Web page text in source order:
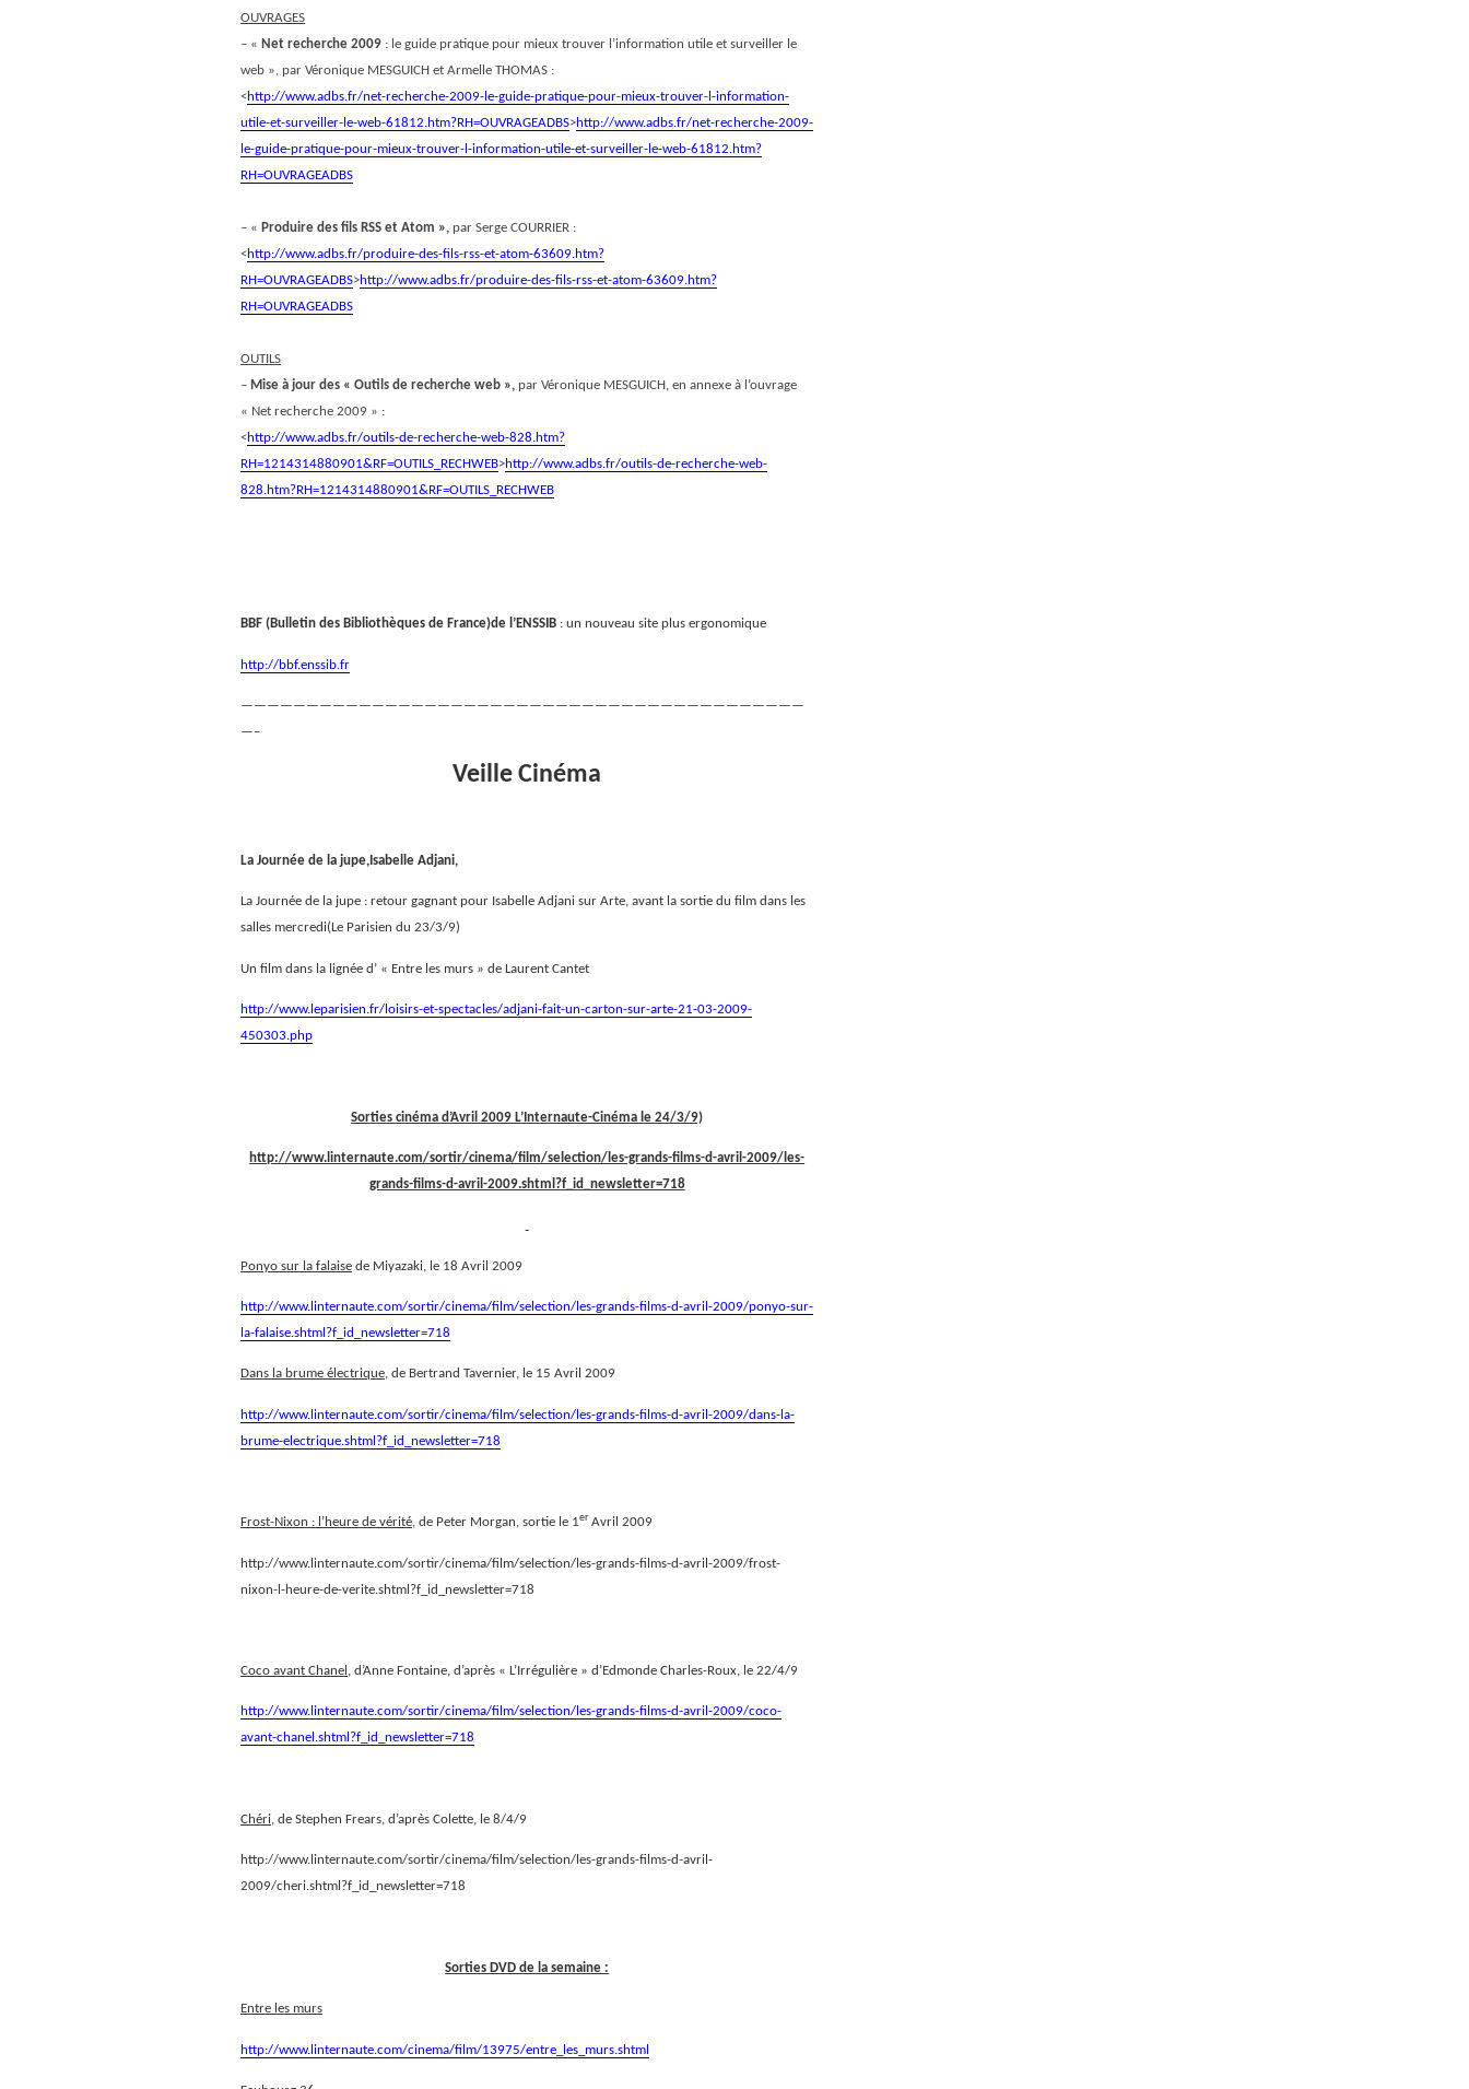
OUVRAGES
– « Net recherche 2009 : le guide pratique pour mieux trouver l’information utile et surveiller le
web », par Véronique MESGUICH et Armelle THOMAS :
<http://www.adbs.fr/net-recherche-2009-le-guide-pratique-pour-mieux-trouver-l-information-
utile-et-surveiller-le-web-61812.htm?RH=OUVRAGEADBS>http://www.adbs.fr/net-recherche-2009-
le-guide-pratique-pour-mieux-trouver-l-information-utile-et-surveiller-le-web-61812.htm?
RH=OUVRAGEADBS
– « Produire des fils RSS et Atom », par Serge COURRIER :
<http://www.adbs.fr/produire-des-fils-rss-et-atom-63609.htm?
RH=OUVRAGEADBS>http://www.adbs.fr/produire-des-fils-rss-et-atom-63609.htm?
RH=OUVRAGEADBS
OUTILS
– Mise à jour des « Outils de recherche web », par Véronique MESGUICH, en annexe à l’ouvrage
« Net recherche 2009 » :
<http://www.adbs.fr/outils-de-recherche-web-828.htm?
RH=1214314880901&RF=OUTILS_RECHWEB>http://www.adbs.fr/outils-de-recherche-web-
828.htm?RH=1214314880901&RF=OUTILS_RECHWEB
BBF (Bulletin des Bibliothèques de France)de l’ENSSIB : un nouveau site plus ergonomique
http://bbf.enssib.fr
———————————————————————————————————————————
—–
Veille Cinéma
La Journée de la jupe,Isabelle Adjani,
La Journée de la jupe : retour gagnant pour Isabelle Adjani sur Arte, avant la sortie du film dans les
salles mercredi(Le Parisien du 23/3/9)
Un film dans la lignée d’ « Entre les murs » de Laurent Cantet
http://www.leparisien.fr/loisirs-et-spectacles/adjani-fait-un-carton-sur-arte-21-03-2009-
450303.php
Sorties cinéma d’Avril 2009 L’Internaute-Cinéma le 24/3/9)
http://www.linternaute.com/sortir/cinema/film/selection/les-grands-films-d-avril-2009/les-
grands-films-d-avril-2009.shtml?f_id_newsletter=718
Ponyo sur la falaise de Miyazaki, le 18 Avril 2009
http://www.linternaute.com/sortir/cinema/film/selection/les-grands-films-d-avril-2009/ponyo-sur-
la-falaise.shtml?f_id_newsletter=718
Dans la brume électrique, de Bertrand Tavernier, le 15 Avril 2009
http://www.linternaute.com/sortir/cinema/film/selection/les-grands-films-d-avril-2009/dans-la-
brume-electrique.shtml?f_id_newsletter=718
Frost-Nixon : l’heure de vérité, de Peter Morgan, sortie le 1er Avril 2009
http://www.linternaute.com/sortir/cinema/film/selection/les-grands-films-d-avril-2009/frost-
nixon-l-heure-de-verite.shtml?f_id_newsletter=718
Coco avant Chanel , d’Anne Fontaine, d’après « L’Irrégulière » d’Edmonde Charles-Roux, le 22/4/9
http://www.linternaute.com/sortir/cinema/film/selection/les-grands-films-d-avril-2009/coco-
avant-chanel.shtml?f_id_newsletter=718
Chéri, de Stephen Frears, d’après Colette, le 8/4/9
http://www.linternaute.com/sortir/cinema/film/selection/les-grands-films-d-avril-
2009/cheri.shtml?f_id_newsletter=718
Sorties DVD de la semaine :
Entre les murs
http://www.linternaute.com/cinema/film/13975/entre_les_murs.shtml